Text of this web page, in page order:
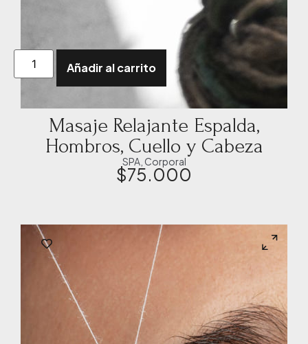
Añadir al carrito
Masaje Relajante Espalda,
Hombros, Cuello y Cabeza
SPA, Corporal
$75.000